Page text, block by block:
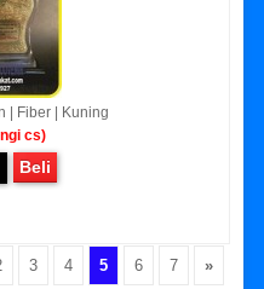
| Fiber | Kuning
cs)
Beli
3 4 5 6 7 »